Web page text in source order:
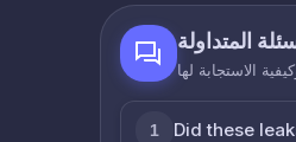
المتداولة
الاستجابة لها
1 Did these